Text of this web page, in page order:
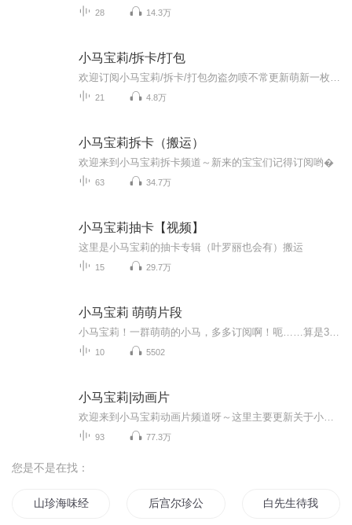
28 14.3万
小马宝莉/拆卡/打包
21 4.8万
小马宝莉拆卡（搬运）
欢迎来到小马宝莉拆卡频道～新来的宝宝们记得订阅哟�
63 34.7万
小马宝莉抽卡【视频】
这里是小马宝莉的抽卡专辑（叶罗丽也会有）搬运
15 29.7万
小马宝莉 萌萌片段
10 5502
小马宝莉|动画片
93 77.3万
您是不是在找：
山珍海味经 后宫尔珍公主 白先生待我如珍宝